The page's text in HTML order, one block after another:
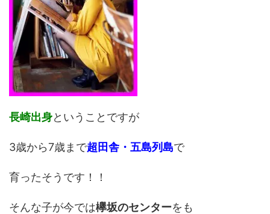
長崎出身ということですが
3歳から7歳まで超田舎・五島列島で
育ったそうです！！
そんな子が今では欅坂のセンターをも